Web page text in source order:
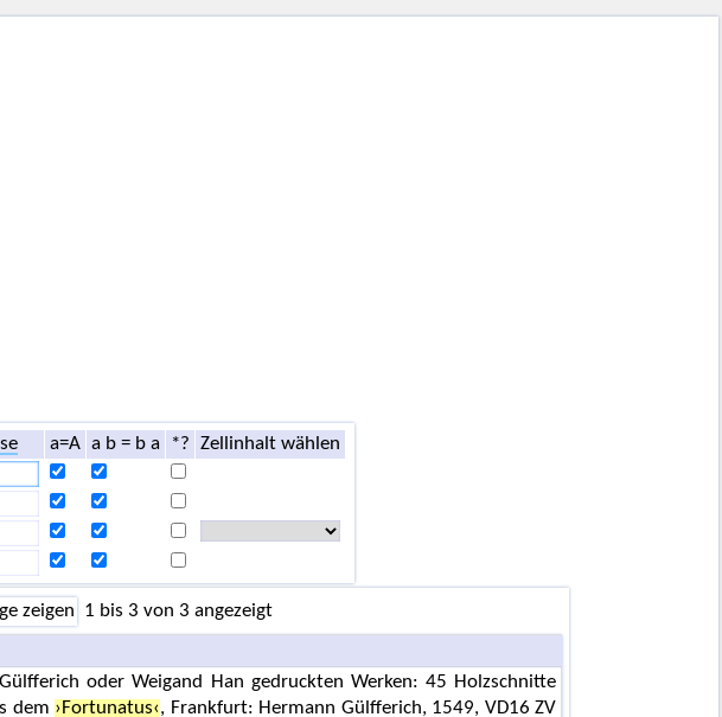
a=A a b = b a *?
Zellinhalt wählen
zeigen 1 bis 3 von 3 angezeigt
oder Weigand Han gedruckten Werken: 45 Holzschnitte
dem ›Fortunatus‹, Frankfurt: Hermann Gülfferich, 1549, VD16 ZV